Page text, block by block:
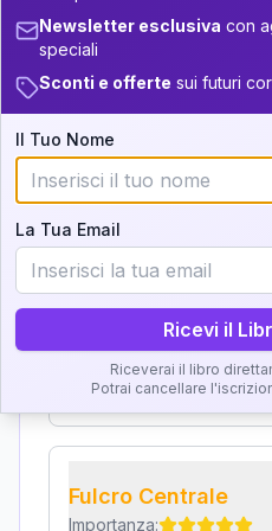
17.5-18.5
Clicca su ogni zona per
Zona del Ritratto
Importanza:
Karma Genitore-
Importanza:
Fulcro Centrale
Importanza:
Newsletter esclusiva con
speciali
Sconti e offerte sui futuri
Il Tuo Nome
La Tua Email
Ricevi il
Riceverai il libro
Potrai cancellare